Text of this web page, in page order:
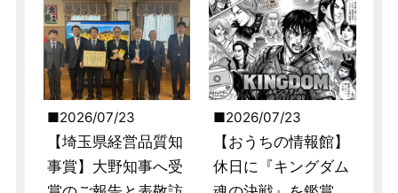
2026/07/23
【埼玉県経営品質知
事賞】大野知事へ受
2026/07/23
【おうちの情報館】
休日に『キングダム